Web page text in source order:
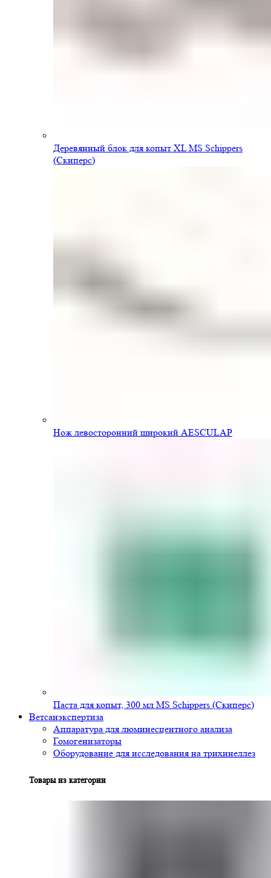
Деревянный блок для копыт XL MS Schippers
(Скиперс)
Нож левосторонний широкий AESCULAP
Паста для копыт, 300 мл MS Schippers (Скиперс)
Ветсанэкспертиза
Аппаратура для люминесцентного анализа
Гомогенизаторы
Оборудование для исследования на трихинеллез
Товары из категории